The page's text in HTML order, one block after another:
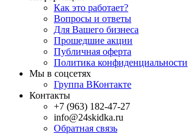
Как это работает?
Вопросы и ответы
Для Вашего бизнеса
Прошедшие акции
Публичная оферта
Политика конфиденциальности
Мы в соцсетях
Группа ВКонтакте
Контакты
+7 (963) 182-47-27
info@24skidka.ru
Обратная связь